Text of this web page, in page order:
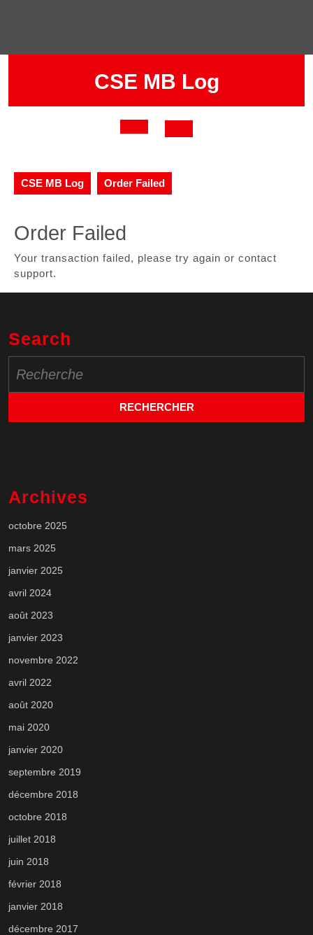
CSE MB Log
Button
CSE MB Log Order Failed
Order Failed
Your transaction failed, please try again or contact
support.
Search
for:
Archives
octobre 2025
mars 2025
janvier 2025
avril 2024
août 2023
janvier 2023
novembre 2022
avril 2022
août 2020
mai 2020
janvier 2020
septembre 2019
décembre 2018
octobre 2018
juillet 2018
juin 2018
février 2018
janvier 2018
décembre 2017